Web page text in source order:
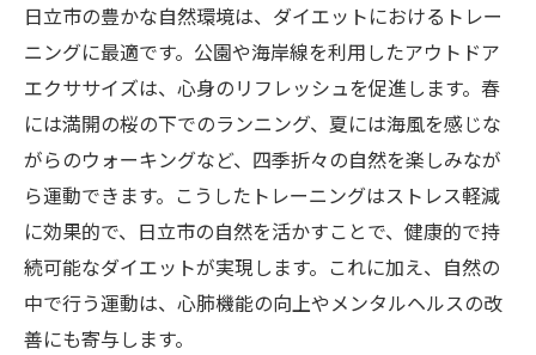
日立市の豊かな自然環境は、ダイエットにおけるトレー
ニングに最適です。公園や海岸線を利用したアウトドア
エクササイズは、心身のリフレッシュを促進します。春
には満開の桜の下でのランニング、夏には海風を感じな
がらのウォーキングなど、四季折々の自然を楽しみなが
ら運動できます。こうしたトレーニングはストレス軽減
に効果的で、日立市の自然を活かすことで、健康的で持
続可能なダイエットが実現します。これに加え、自然の
中で行う運動は、心肺機能の向上やメンタルヘルスの改
善にも寄与します。